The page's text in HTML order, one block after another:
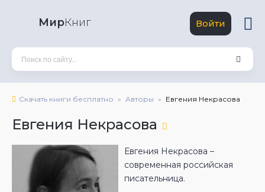
МирКниг Войти
Скачать книги бесплатно Авторы Евгения Некрасова
Евгения Некрасова
Евгения Некрасова –
современная российская
писательница.